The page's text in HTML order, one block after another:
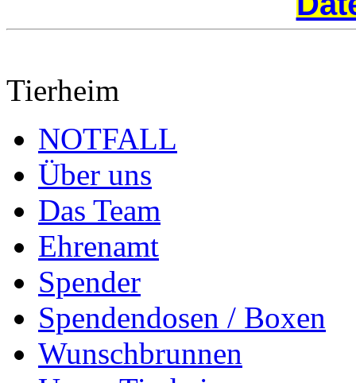
Tierheim
NOTFALL
Über uns
Das Team
Ehrenamt
Spender
Spendendosen / Boxen
Wunschbrunnen